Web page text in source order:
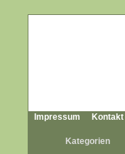
Impressum Kontakt
Kategorien